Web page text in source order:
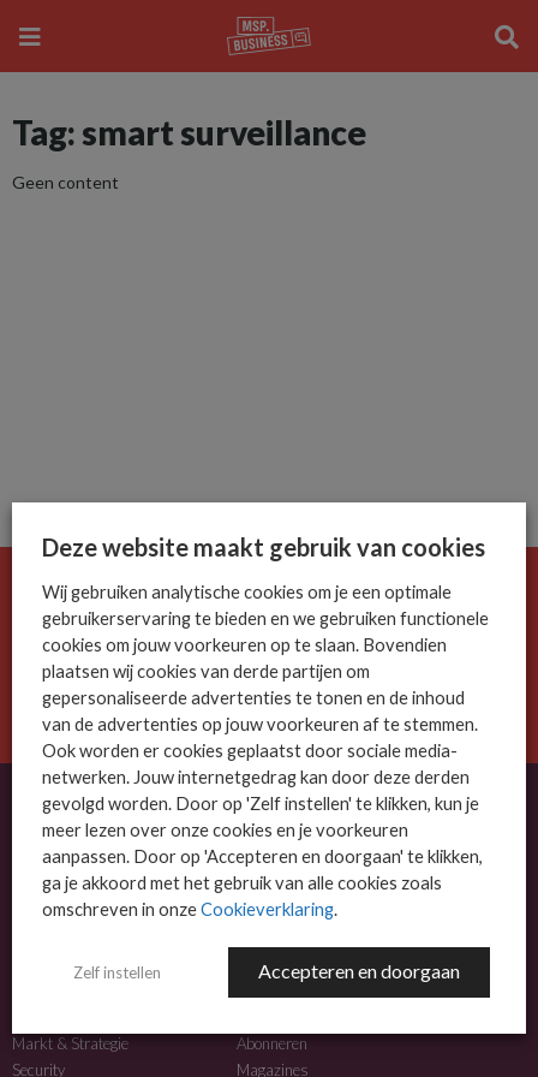
Tag: smart surveillance
Geen content
De ICT-wereld is snel. Mis niets.
Meld je nu aan voor de MSP Business nieuwsbrief.
AANMELDEN
OVER MSP BUSINESS
MSP Business is het kennisplatform voor IT-dienstverleners met MKB-focus.
NIEUWS
Markt & Strategie
Security
MEER INFO
Abonneren
Magazines
Deze website maakt gebruik van cookies
Wij gebruiken analytische cookies om je een optimale
gebruikerservaring te bieden en we gebruiken functionele
cookies om jouw voorkeuren op te slaan. Bovendien
plaatsen wij cookies van derde partijen om
gepersonaliseerde advertenties te tonen en de inhoud
van de advertenties op jouw voorkeuren af te stemmen.
Ook worden er cookies geplaatst door sociale media-
netwerken. Jouw internetgedrag kan door deze derden
gevolgd worden. Door op 'Zelf instellen' te klikken, kun je
meer lezen over onze cookies en je voorkeuren
aanpassen. Door op 'Accepteren en doorgaan' te klikken,
ga je akkoord met het gebruik van alle cookies zoals
omschreven in onzeCookieverklaring.
Zelf instellen Accepteren en doorgaan